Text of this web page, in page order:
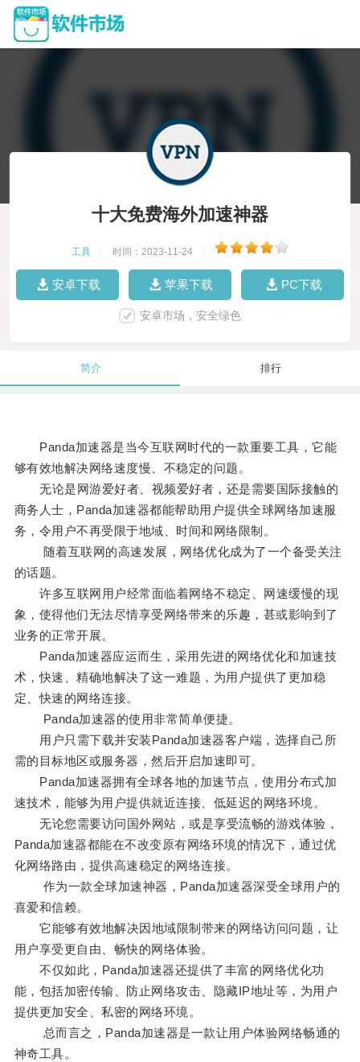
十大免费海外加速神器
工具 时间：2023-11-24
安卓下载 苹果下载 PC下载
安卓市场，安全绿色
简介 排行
Panda加速器是当今互联网时代的一款重要工具，它能
够有效地解决网络速度慢、不稳定的问题。
无论是网游爱好者、视频爱好者，还是需要国际接触的
商务人士，Panda加速器都能帮助用户提供全球网络加速服
务，令用户不再受限于地域、时间和网络限制。
随着互联网的高速发展，网络优化成为了一个备受关注
的话题。
许多互联网用户经常面临着网络不稳定、网速缓慢的现
象，使得他们无法尽情享受网络带来的乐趣，甚或影响到了
业务的正常开展。
Panda加速器应运而生，采用先进的网络优化和加速技
术，快速、精确地解决了这一难题，为用户提供了更加稳
定、快速的网络连接。
Panda加速器的使用非常简单便捷。
用户只需下载并安装Panda加速器客户端，选择自己所
需的目标地区或服务器，然后开启加速即可。
Panda加速器拥有全球各地的加速节点，使用分布式加
速技术，能够为用户提供就近连接、低延迟的网络环境。
无论您需要访问国外网站，或是享受流畅的游戏体验，
Panda加速器都能在不改变原有网络环境的情况下，通过优
化网络路由，提供高速稳定的网络连接。
作为一款全球加速神器，Panda加速器深受全球用户的
喜爱和信赖。
它能够有效地解决因地域限制带来的网络访问问题，让
用户享受更自由、畅快的网络体验。
不仅如此，Panda加速器还提供了丰富的网络优化功
能，包括加密传输、防止网络攻击、隐藏IP地址等，为用户
提供更加安全、私密的网络环境。
总而言之，Panda加速器是一款让用户体验网络畅通的
神奇工具。